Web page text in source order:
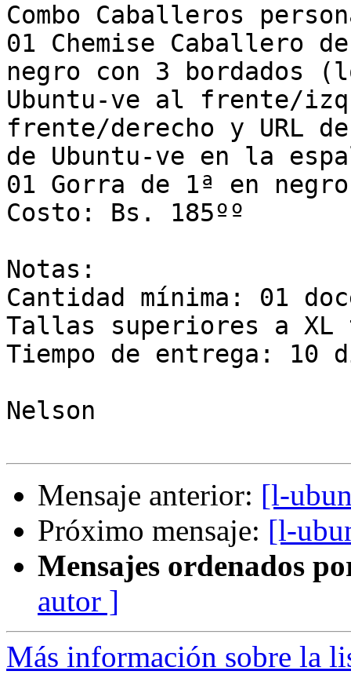
Combo Caballeros
01 Chemise Caballero
negro con 3 bordados
Ubuntu-ve al frente/
frente/derecho y URL
de Ubuntu-ve en la
01 Gorra de 1ª en
Costo: Bs. 185ºº
Notas:
Cantidad mínima: 01
Tallas superiores a XL
Tiempo de entrega: 10
Nelson
Mensaje anterior: [l-
Próximo mensaje: [l-
Mensajes ordenados
autor ]
Más información sobre la